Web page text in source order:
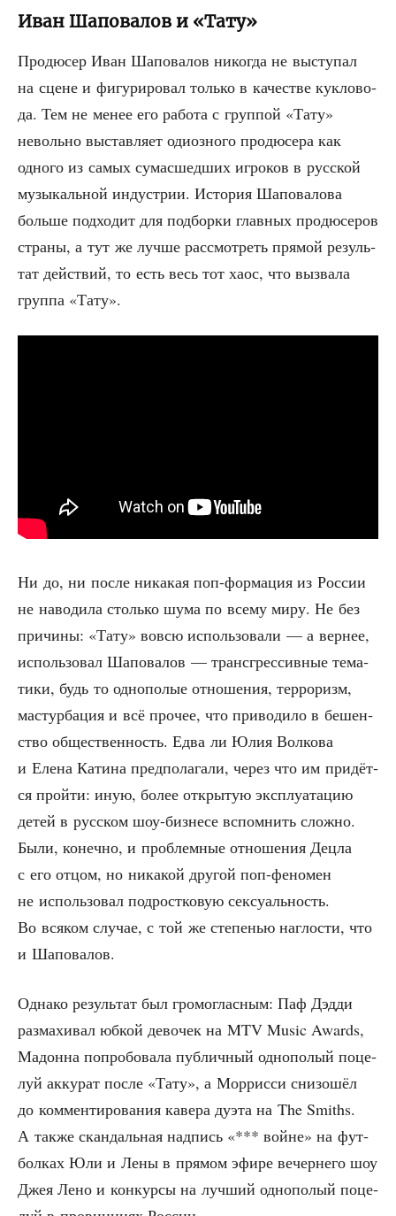
Иван Шаповалов и «Тату»
Про­дю­сер Иван Шапо­ва­лов нико­гда не высту­пал
на сцене и фигу­ри­ро­вал толь­ко в каче­стве кук­ло­во­
да. Тем не менее его рабо­та с груп­пой «Тату»
неволь­но выстав­ля­ет оди­оз­но­го про­дю­се­ра как
одно­го из самых сума­сшед­ших игро­ков в рус­ской
музы­каль­ной инду­стрии. Исто­рия Шапо­ва­ло­ва
боль­ше под­хо­дит для под­бор­ки глав­ных про­дю­се­ров
стра­ны, а тут же луч­ше рас­смот­реть пря­мой резуль­
тат дей­ствий, то есть весь тот хаос, что вызва­ла
груп­па «Тату».
Ни до, ни после ника­кая поп-фор­ма­ция из Рос­сии
не наво­ди­ла столь­ко шума по все­му миру. Не без
при­чи­ны: «Тату» вовсю исполь­зо­ва­ли — а вер­нее,
исполь­зо­вал Шапо­ва­лов — транс­грес­сив­ные тема­
ти­ки, будь то одно­по­лые отно­ше­ния, тер­ро­ризм,
мастур­ба­ция и всё про­чее, что при­во­ди­ло в бешен­
ство обще­ствен­ность. Едва ли Юлия Вол­ко­ва
и Еле­на Кати­на пред­по­ла­га­ли, через что им при­дёт­
ся прой­ти: иную, более откры­тую экс­плу­а­та­цию
детей в рус­ском шоу-биз­не­се вспом­нить слож­но.
Были, конеч­но, и про­блем­ные отно­ше­ния Дец­ла
с его отцом, но ника­кой дру­гой поп-фено­мен
не исполь­зо­вал под­рост­ко­вую сек­су­аль­ность.
Во вся­ком слу­чае, с той же сте­пе­нью наг­ло­сти, что
и Шаповалов.
Одна­ко резуль­тат был гро­мо­глас­ным: Паф Дэд­ди
раз­ма­хи­вал юбкой дево­чек на MTV Music Awards,
Мадон­на попро­бо­ва­ла пуб­лич­ный одно­по­лый поце­
луй акку­рат после «Тату», а Мор­рис­си сни­зо­шёл
до ком­мен­ти­ро­ва­ния каве­ра дуэ­та на The Smiths.
А так­же скан­даль­ная над­пись «*** войне» на фут­
бол­ках Юли и Лены в пря­мом эфи­ре вечер­не­го шоу
Джея Лено и кон­кур­сы на луч­ший одно­по­лый поце­